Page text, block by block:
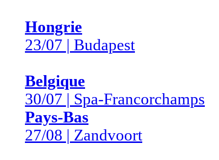
Hongrie
23/07 | Budapest
Belgique
30/07 | Spa-Francorchamps
Pays-Bas
27/08 | Zandvoort